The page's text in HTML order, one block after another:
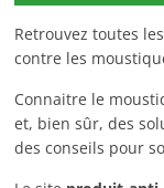
Retrouvez toutes
contre les
Connaitre le
et, bien sûr, des
des conseils pour